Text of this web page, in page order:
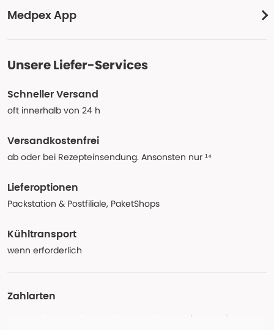
Medpex App
Unsere Liefer-Services
Schneller Versand
oft innerhalb von 24 h
Versandkostenfrei
ab oder bei Rezepteinsendung. Ansonsten nur ¹⁴
Lieferoptionen
Packstation & Postfiliale, PaketShops
Kühltransport
wenn erforderlich
Zahlarten